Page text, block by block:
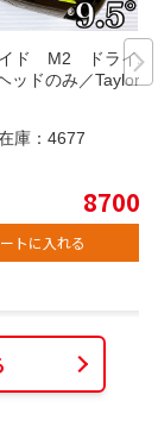
ド M2 ドライバ
ドのみ／TaylorM
庫： 4677
8700
トに入れる